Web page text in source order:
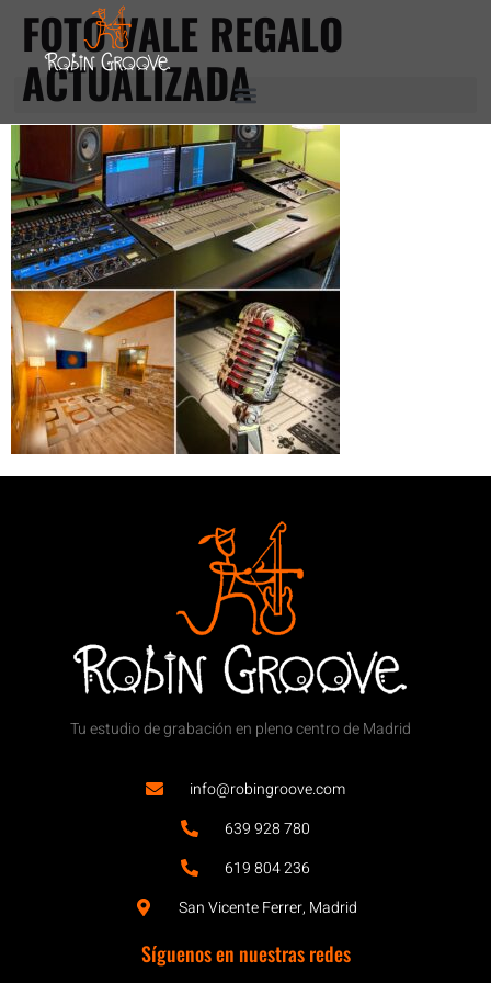
FOTO VALE REGALO
ACTUALIZADA
Tu estudio de grabación en pleno centro de Madrid
info@robingroove.com
639 928 780
619 804 236
San Vicente Ferrer, Madrid
Síguenos en nuestras redes